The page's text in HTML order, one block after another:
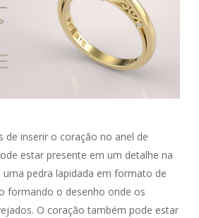
de inserir o coração no anel de
estar presente em um detalhe na
pedra lapidada em formato de
formando o desenho onde os
O coração também pode estar